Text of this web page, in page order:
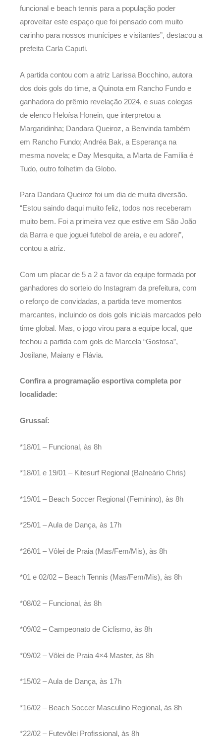
funcional e beach tennis para a população poder
aproveitar este espaço que foi pensado com muito
carinho para nossos munícipes e visitantes”, destacou a
prefeita Carla Caputi.
A partida contou com a atriz Larissa Bocchino, autora
dos dois gols do time, a Quinota em Rancho Fundo e
ganhadora do prêmio revelação 2024, e suas colegas
de elenco Heloísa Honein, que interpretou a
Margaridinha; Dandara Queiroz, a Benvinda também
em Rancho Fundo; Andréa Bak, a Esperança na
mesma novela; e Day Mesquita, a Marta de Família é
Tudo, outro folhetim da Globo.
Para Dandara Queiroz foi um dia de muita diversão.
“Estou saindo daqui muito feliz, todos nos receberam
muito bem. Foi a primeira vez que estive em São João
da Barra e que joguei futebol de areia, e eu adorei”,
contou a atriz.
Com um placar de 5 a 2 a favor da equipe formada por
ganhadores do sorteio do Instagram da prefeitura, com
o reforço de convidadas, a partida teve momentos
marcantes, incluindo os dois gols iniciais marcados pelo
time global. Mas, o jogo virou para a equipe local, que
fechou a partida com gols de Marcela “Gostosa”,
Josilane, Maiany e Flávia.
Confira a programação esportiva completa por
localidade:
Grussaí:
*18/01 – Funcional, às 8h
*18/01 e 19/01 – Kitesurf Regional (Balneário Chris)
*19/01 – Beach Soccer Regional (Feminino), às 8h
*25/01 – Aula de Dança, às 17h
*26/01 – Vôlei de Praia (Mas/Fem/Mis), às 8h
*01 e 02/02 – Beach Tennis (Mas/Fem/Mis), às 8h
*08/02 – Funcional, às 8h
*09/02 – Campeonato de Ciclismo, às 8h
*09/02 – Vôlei de Praia 4×4 Master, às 8h
*15/02 – Aula de Dança, às 17h
*16/02 – Beach Soccer Masculino Regional, às 8h
*22/02 – Futevôlei Profissional, às 8h